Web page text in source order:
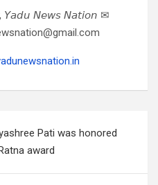
𝘠𝘢𝘥𝘶 𝘕𝘦𝘸𝘴 𝘕𝘢𝘵𝘪𝘰𝘯 ✉
Pati was honored
award